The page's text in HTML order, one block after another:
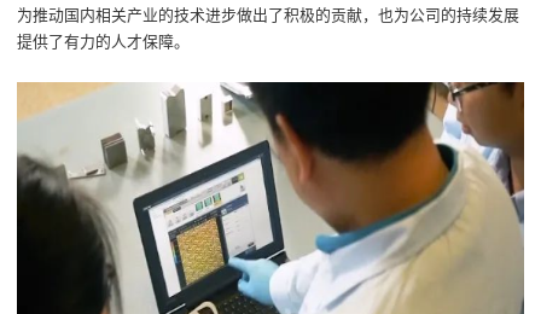
为推动国内相关产业的技术进步做出了积极的贡献，也为公司的持续发展
提供了有力的人才保障。